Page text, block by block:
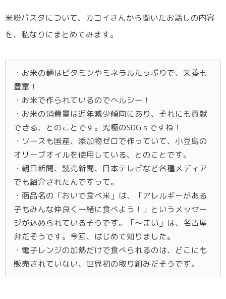
米粉パスタについて、カコイさんから聞いたお話しの内容
を、私なりにまとめてみます。
・お米の麺はビタミンやミネラルたっぷりで、栄養も
豊富！
・お米で作られているのでヘルシー！
・お米の消費量は近年減少傾向にあり、それにも貢献
できる、とのことです。究極のSDGｓですね！
・ソースも国産、添加物ゼロで作っていて、小豆島の
オリーブオイルを使用している、とのことです。
・朝日新聞、読売新聞、日本テレビなど各種メディア
でも紹介されたんですって。
・商品名の「おいで食べ米」は、「アレルギーがある
子もみんな仲良く一緒に食べよう！」というメッセー
ジが込められているそうです。「～まい」は、名古屋
弁だそうです。今回、はじめて知りました。
・電子レンジの加熱だけで食べられるのは、どこにも
販売されていない、世界初の取り組みだそうです。